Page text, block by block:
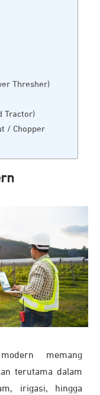
Thresher)
Tractor)
/ Chopper
memang
terutama dalam
irigasi, hingga